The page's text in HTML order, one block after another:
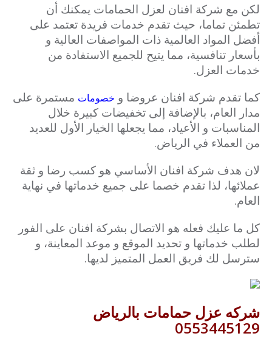
لكن مع شركة افنان لعزل الحمامات يمكنك أن
تطمئن تماما، حيث تقدم خدمات فريدة تعتمد على
أفضل المواد العالمية ذات المواصفات العالية و
بأسعار تنافسية، مما يتيح للجميع الاستفادة من
خدمات العزل.
كما تقدم شركة افنان عروضا و خصومات مستمرة على
مدار العام، بالإضافة إلى تخفيضات كبيرة خلال
المناسبات و الأعياد، مما يجعلها الخيار الأول للعديد
من العملاء في الرياض.
لان هدف شركة افنان الأساسي هو كسب رضا و ثقة
عملائها، لذا تقدم خصما على جميع خدماتها في نهاية
العام.
كل ما عليك فعله هو الاتصال بشركة افنان على الفور
لطلب خدماتها و تحديد الموقع و موعد المعاينة، و
سترسل لك فريق العمل المتميز لديها.
شركه عزل حمامات بالرياض
0553445129